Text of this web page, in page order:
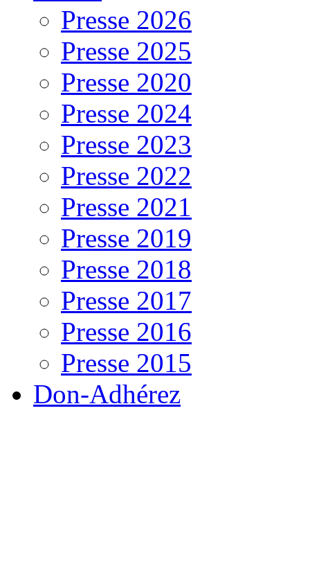
Presse 2026
Presse 2025
Presse 2020
Presse 2024
Presse 2023
Presse 2022
Presse 2021
Presse 2019
Presse 2018
Presse 2017
Presse 2016
Presse 2015
Don-Adhérez